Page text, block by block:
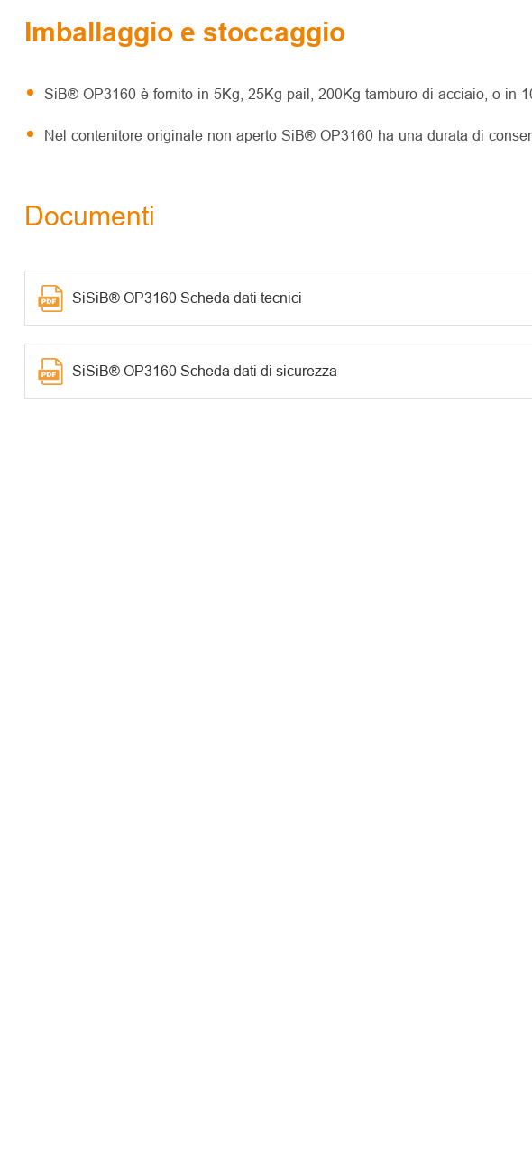
Imballaggio e stoccaggio
SiB® OP3160 è fornito in 5Kg, 25Kg pail, 200Kg tamburo di acciaio, o in
Nel contenitore originale non aperto SiB® OP3160 ha una durata di
Documenti
SiSiB® OP3160 Scheda dati tecnici
SiSiB® OP3160 Scheda dati di sicurezza